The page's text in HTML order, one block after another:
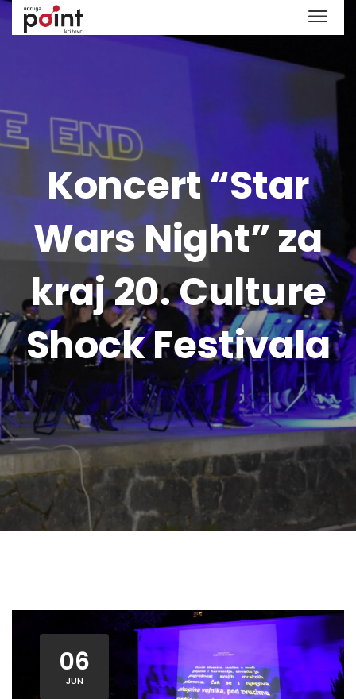
Koncert “Star
Wars Night” za
kraj 20. Culture
Shock Festivala
06
JUN